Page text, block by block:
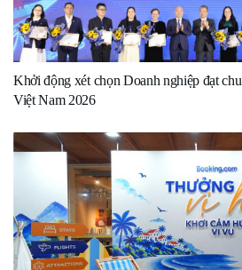
Khởi động xét chọn Doanh nghiệp đạt
Việt Nam 2026